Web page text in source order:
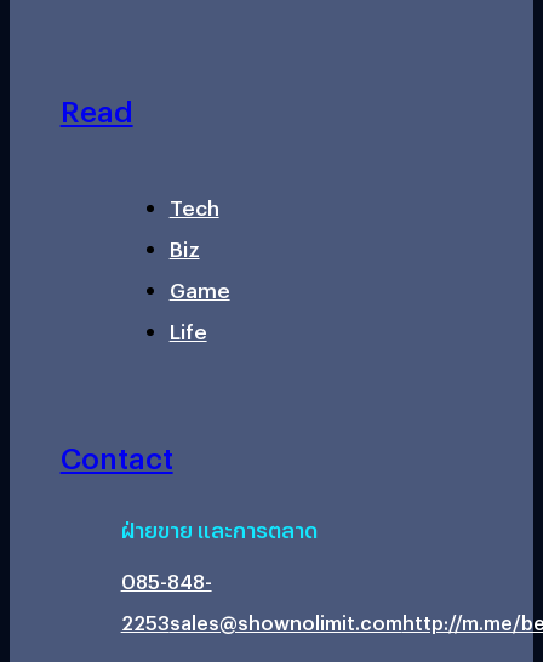
Read
Tech
Biz
Game
Life
Contact
ฝ่ายขาย และการตลาด
085-848-
2253sales@shownolimit.comhttp://m.me/